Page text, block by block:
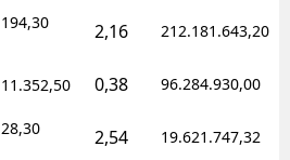
194,30 2,16 212.181.643,20
11.352,50 0,38 96.284.930,00
28,30 2,54 19.621.747,32